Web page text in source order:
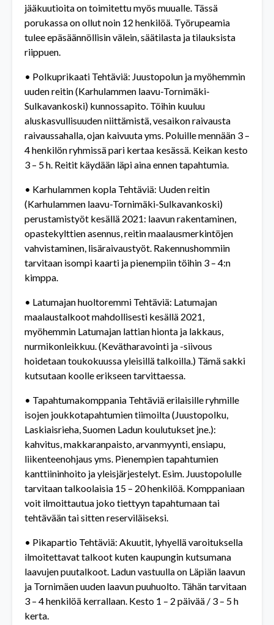
jääkuutioita on toimitettu myös muualle. Tässä
porukassa on ollut noin 12 henkilöä. Työrupeamia
tulee epäsäännöllisin välein, säätilasta ja tilauksista
riippuen.
• Polkuprikaati Tehtäviä: Juustopolun ja myöhemmin
uuden reitin (Karhulammen laavu-Tornimäki-
Sulkavankoski) kunnossapito. Töihin kuuluu
aluskasvullisuuden niittämistä, vesaikon raivausta
raivaussahalla, ojan kaivuuta yms. Poluille mennään 3 –
4 henkilön ryhmissä pari kertaa kesässä. Keikan kesto
3 – 5 h. Reitit käydään läpi aina ennen tapahtumia.
• Karhulammen kopla Tehtäviä: Uuden reitin
(Karhulammen laavu-Tornimäki-Sulkavankoski)
perustamistyöt kesällä 2021: laavun rakentaminen,
opastekylttien asennus, reitin maalausmerkintöjen
vahvistaminen, lisäraivaustyöt. Rakennushommiin
tarvitaan isompi kaarti ja pienempiin töihin 3 – 4:n
kimppa.
• Latumajan huoltoremmi Tehtäviä: Latumajan
maalaustalkoot mahdollisesti kesällä 2021,
myöhemmin Latumajan lattian hionta ja lakkaus,
nurmikonleikkuu. (Kevätharavointi ja -siivous
hoidetaan toukokuussa yleisillä talkoilla.) Tämä sakki
kutsutaan koolle erikseen tarvittaessa.
• Tapahtumakomppania Tehtäviä erilaisille ryhmille
isojen joukkotapahtumien tiimoilta (Juustopolku,
Laskiaisrieha, Suomen Ladun koulutukset jne.):
kahvitus, makkaranpaisto, arvanmyynti, ensiapu,
liikenteenohjaus yms. Pienempien tapahtumien
kanttiininhoito ja yleisjärjestelyt. Esim. Juustopolulle
tarvitaan talkoolaisia 15 – 20 henkilöä. Komppaniaan
voit ilmoittautua joko tiettyyn tapahtumaan tai
tehtävään tai sitten reserviläiseksi.
• Pikapartio Tehtäviä: Akuutit, lyhyellä varoituksella
ilmoitettavat talkoot kuten kaupungin kutsumana
laavujen puutalkoot. Ladun vastuulla on Läpiän laavun
ja Tornimäen uuden laavun puuhuolto. Tähän tarvitaan
3 – 4 henkilöä kerrallaan. Kesto 1 – 2 päivää / 3 – 5 h
kerta.